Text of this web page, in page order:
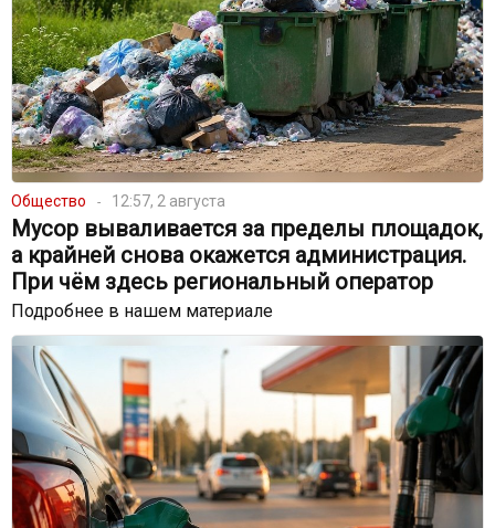
Общество 12:57, 2 августа
Мусор вываливается за пределы площадок,
а крайней снова окажется администрация.
При чём здесь региональный оператор
Подробнее в нашем материале